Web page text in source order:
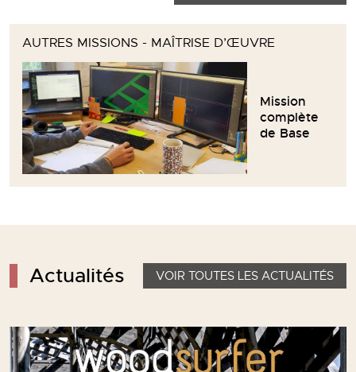
AUTRES MISSIONS - MAÎTRISE D’ŒUVRE
Mission
complète
de Base
Actualités VOIR TOUTES LES ACTUALITÉS